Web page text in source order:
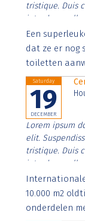
tristique. Duis
interdum
Aenean
imperdiet.
Een
dat ze er nog
toiletten
Saturday
19
DECEMBER
Lorem ipsum
elit.
tristique. Duis
interdum
Aenean
imperdiet.
10.000 m2
onderdelen